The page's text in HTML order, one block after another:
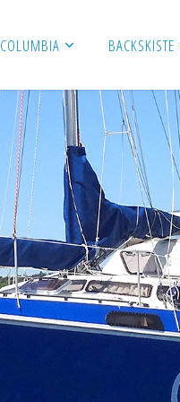
COLUMBIA BACKSKISTE